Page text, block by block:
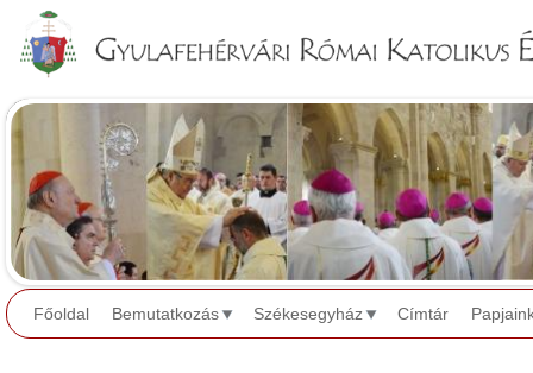
Főoldal Bemutatkozás Székesegyház Címtár